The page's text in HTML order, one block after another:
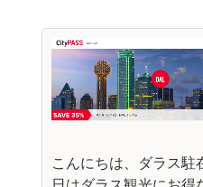
こんにちは、ダラス駐